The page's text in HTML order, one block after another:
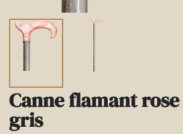
Passer
au
Canne flamant
gris